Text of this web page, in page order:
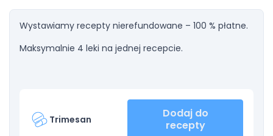
Wystawiamy recepty nierefundowane – 100 % płatne.
Maksymalnie 4 leki na jednej recepcie.
Trimesan
Dodaj do
recepty